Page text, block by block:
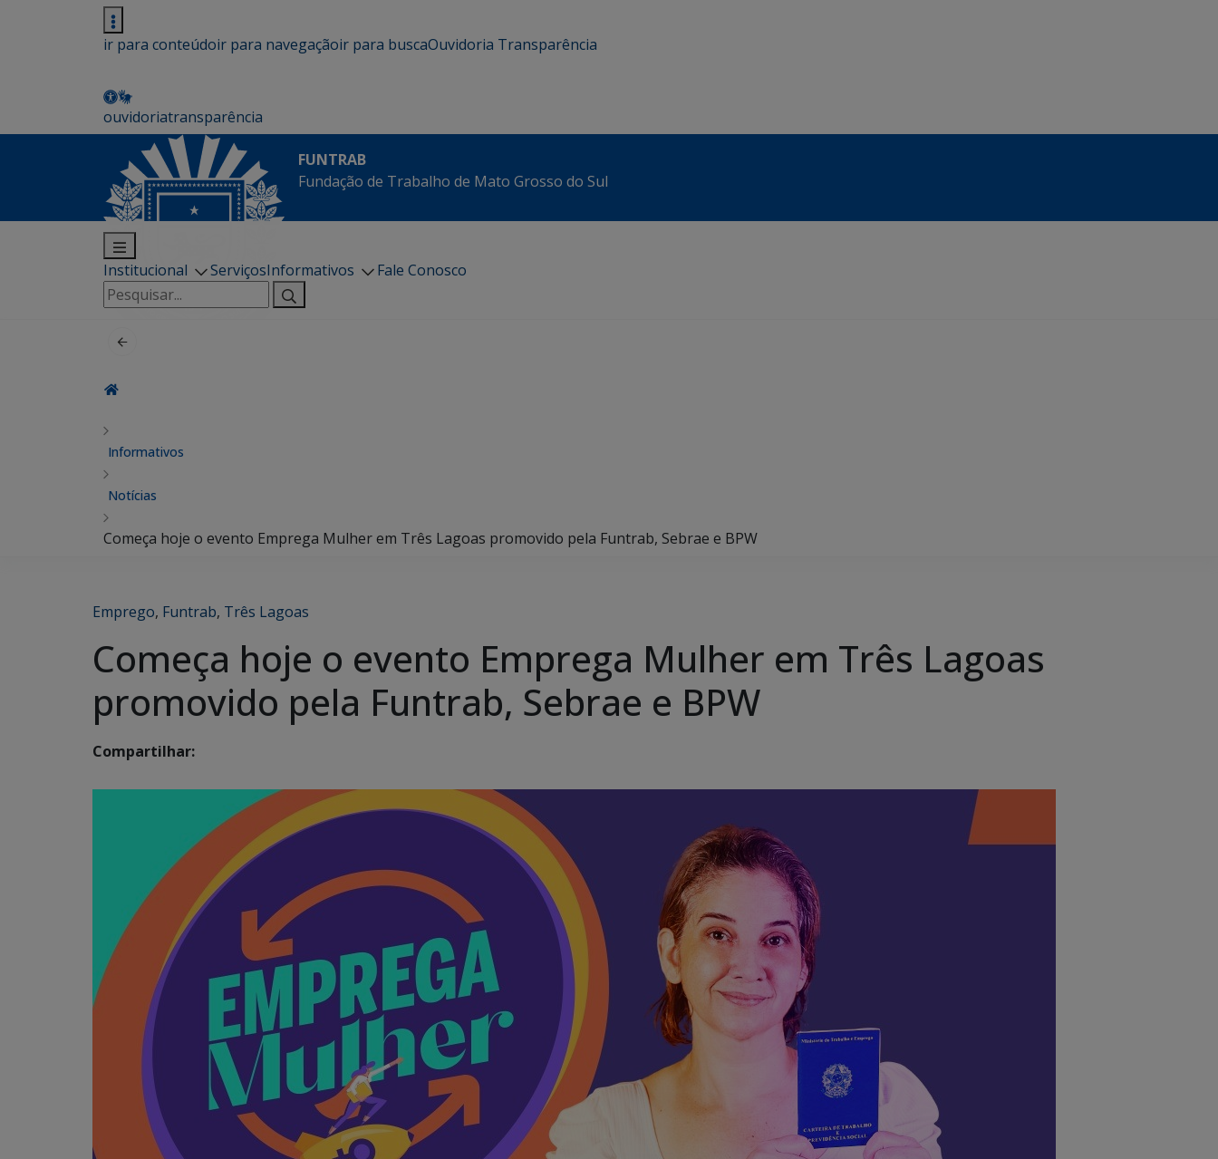
ir para conteúdoir para navegaçãoir para buscaOuvidoria Transparência
ouvidoriatransparência
FUNTRAB
Fundação de Trabalho de Mato Grosso do Sul
Institucional ServiçosInformativos
Fale Conosco
Pesquisar
por:
Informativos
Notícias
Começa hoje o evento Emprega Mulher em Três Lagoas promovido pela Funtrab, Sebrae e BPW
Emprego, Funtrab, Três Lagoas
Começa hoje o evento Emprega Mulher em Três Lagoas
promovido pela Funtrab, Sebrae e BPW
Compartilhar: